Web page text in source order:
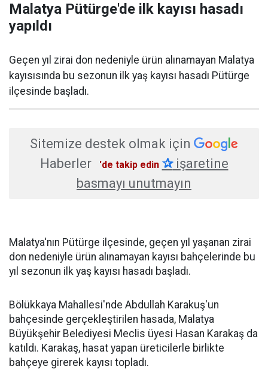
Malatya Pütürge'de ilk kayısı hasadı
yapıldı
Geçen yıl zirai don nedeniyle ürün alınamayan Malatya
kayısısında bu sezonun ilk yaş kayısı hasadı Pütürge
ilçesinde başladı.
Sitemize destek olmak için
Haberler
'de takip edin ✰işaretine
basmayı unutmayın
Malatya'nın Pütürge ilçesinde, geçen yıl yaşanan zirai
don nedeniyle ürün alınamayan kayısı bahçelerinde bu
yıl sezonun ilk yaş kayısı hasadı başladı.
Bölükkaya Mahallesi'nde Abdullah Karakuş'un
bahçesinde gerçekleştirilen hasada, Malatya
Büyükşehir Belediyesi Meclis üyesi Hasan Karakaş da
katıldı. Karakaş, hasat yapan üreticilerle birlikte
bahçeye girerek kayısı topladı.